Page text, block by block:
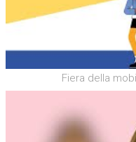
Fiera della